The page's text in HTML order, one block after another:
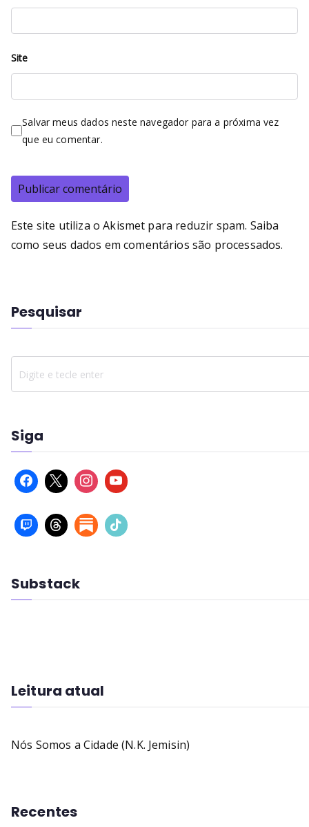
Site
Salvar meus dados neste navegador para a próxima vez
que eu comentar.
Este site utiliza o Akismet para reduzir spam. Saiba
como seus dados em comentários são processados.
Pesquisar
Siga
Substack
Leitura atual
Nós Somos a Cidade (N.K. Jemisin)
Recentes